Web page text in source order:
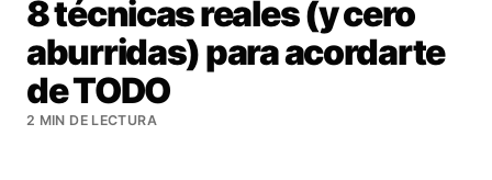
8 técnicas reales (y cero
aburridas) para acordarte
de TODO
2 MIN DE LECTURA